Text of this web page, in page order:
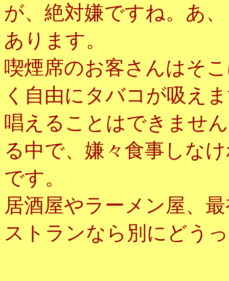
が、絶対嫌ですね。あ
あります。
喫煙席のお客さんはそ
く自由にタバコが吸え
唱えることはできませ
る中で、嫌々食事しな
です。
居酒屋やラーメン屋、
ストランなら別にどう